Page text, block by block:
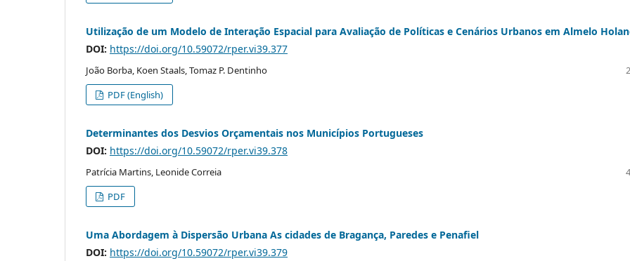
Utilização de um Modelo de Interação Espacial para Avaliação de Políticas e Cenários Urbanos em Almelo
DOI: https://doi.org/10.59072/rper.vi39.377
João Borba, Koen Staals, Tomaz P. Dentinho
PDF (English)
Determinantes dos Desvios Orçamentais nos Municípios Portugueses
DOI: https://doi.org/10.59072/rper.vi39.378
Patrícia Martins, Leonide Correia
PDF
Uma Abordagem à Dispersão Urbana As cidades de Bragança, Paredes e Penafiel
DOI: https://doi.org/10.59072/rper.vi39.379